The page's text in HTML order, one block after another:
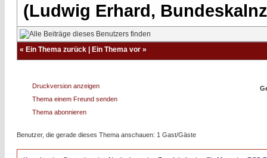
(Ludwig Erhard,
« Ein Thema zurück | Ein Thema vor »
Druckversion anzeigen
Thema einem Freund senden
Thema abonnieren
Benutzer, die gerade dieses Thema anschauen: 1 Gast/Gäste